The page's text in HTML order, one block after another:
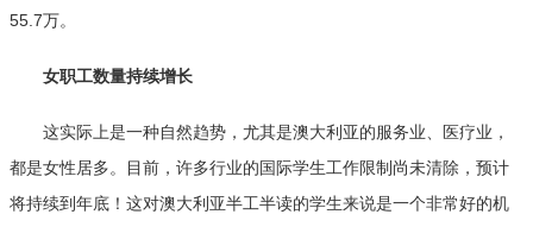
55.7万。
女职工数量持续增长
这实际上是一种自然趋势，尤其是澳大利亚的服务业、医疗业，
都是女性居多。目前，许多行业的国际学生工作限制尚未清除，预计
将持续到年底！这对澳大利亚半工半读的学生来说是一个非常好的机